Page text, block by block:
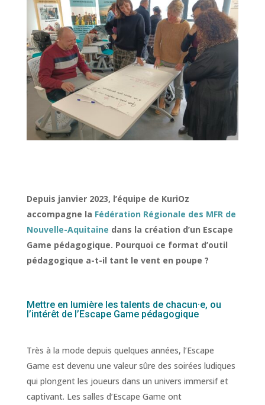
Depuis janvier 2023, l’équipe de KuriOz
accompagne la Fédération Régionale des MFR de
Nouvelle-Aquitaine dans la création d’un Escape
Game pédagogique. Pourquoi ce format d’outil
pédagogique a-t-il tant le vent en poupe ?
Mettre en lumière les talents de chacun·e, ou
l’intérêt de l’Escape Game pédagogique
Très à la mode depuis quelques années, l’Escape
Game est devenu une valeur sûre des soirées ludiques
qui plongent les joueurs dans un univers immersif et
captivant. Les salles d’Escape Game ont